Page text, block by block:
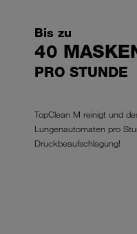
Bis zu
40
PRO STUNDE
TopClean M reinigt und
Lungenautomaten pro
Druckbeaufschlagung!